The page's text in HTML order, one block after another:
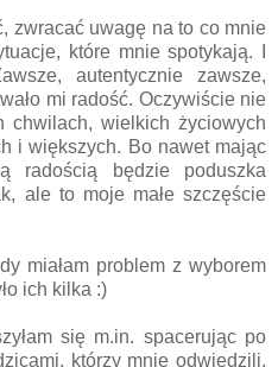
zwracać uwagę na to co mnie
które mnie spotykają. I
autentycznie zawsze,
mi radość. Oczywiście nie
chwilach, wielkich życiowych
i większych. Bo nawet mając
radością będzie poduszka
ale to moje małe szczęście
miałam problem z wyborem
ich kilka :)
się m.in. spacerując po
którzy mnie odwiedzili,